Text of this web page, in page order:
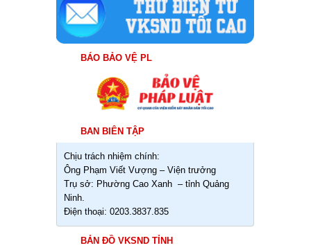
BÁO BẢO VỆ PL
BAN BIÊN TẬP
Chịu trách nhiệm chính:
Ông Phạm Viết Vượng – Viện trưởng
Trụ sở: Phường Cao Xanh – tỉnh Quảng
Ninh.
Điện thoại: 0203.3837.835
BẢN ĐỒ VKSND TỈNH